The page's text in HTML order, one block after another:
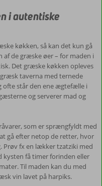
i autentiske
køkken, så kan det kun gå
af de græske øer – for maden i
Det græske køkken opleves
taverna med ternede
ofte står den ene ægtefælle i
og serverer mad og
som er sprængfyldt med
gå efter netop de retter, hvor
Prøv fx en lækker tzatziki med
kysten få timer forinden eller
Til maden kan du med
vin lavet på harpiks.